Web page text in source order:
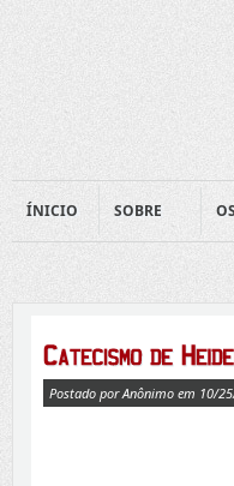
ÍNICIO SOBRE
Postado por Anônimo em 10/